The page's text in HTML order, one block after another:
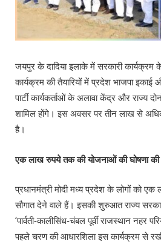
जयपुर के दादिया इलाके में सरकारी
कार्यक्रम की तैयारियों में प्रदेश भाजपा
पार्टी कार्यकर्ताओं के अलावा केंद्र और राज्य
शामिल होंगे। इस अवसर पर तीन लाख से
है।
एक लाख रुपये तक की योजनाओं की घोषणा की
प्रधानमंत्री मोदी मध्य प्रदेश के लोगों को
सौगात देने वाले हैं। इसकी शुरुआत राज्य सरकार
‘पार्वती-कालीसिंध-चंबल पूर्वी राजस्थान नहर
पहले चरण की आधारशिला इस कार्यक्रम से